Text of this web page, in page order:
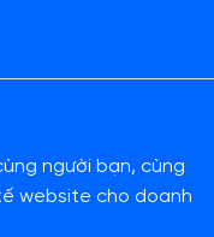
người bạn, cùng
website cho doanh